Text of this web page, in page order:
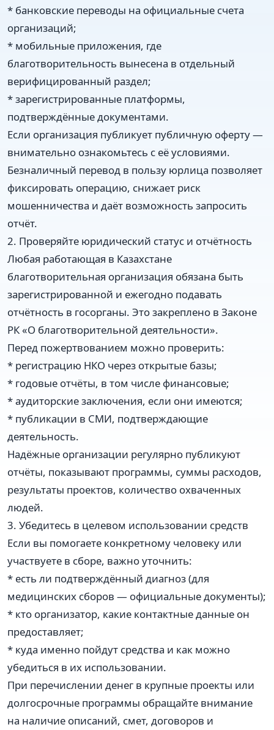
* банковские переводы на официальные счета
организаций;
* мобильные приложения, где
благотворительность вынесена в отдельный
верифицированный раздел;
* зарегистрированные платформы,
подтверждённые документами.
Если организация публикует публичную оферту —
внимательно ознакомьтесь с её условиями.
Безналичный перевод в пользу юрлица позволяет
фиксировать операцию, снижает риск
мошенничества и даёт возможность запросить
отчёт.
2. Проверяйте юридический статус и отчётность
Любая работающая в Казахстане
благотворительная организация обязана быть
зарегистрированной и ежегодно подавать
отчётность в госорганы. Это закреплено в Законе
РК «О благотворительной деятельности».
Перед пожертвованием можно проверить:
* регистрацию НКО через открытые базы;
* годовые отчёты, в том числе финансовые;
* аудиторские заключения, если они имеются;
* публикации в СМИ, подтверждающие
деятельность.
Надёжные организации регулярно публикуют
отчёты, показывают программы, суммы расходов,
результаты проектов, количество охваченных
людей.
3. Убедитесь в целевом использовании средств
Если вы помогаете конкретному человеку или
участвуете в сборе, важно уточнить:
* есть ли подтверждённый диагноз (для
медицинских сборов — официальные документы);
* кто организатор, какие контактные данные он
предоставляет;
* куда именно пойдут средства и как можно
убедиться в их использовании.
При перечислении денег в крупные проекты или
долгосрочные программы обращайте внимание
на наличие описаний, смет, договоров и